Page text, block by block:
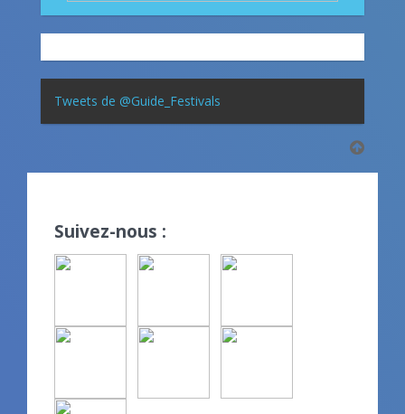
Tweets de @Guide_Festivals
Suivez-nous :